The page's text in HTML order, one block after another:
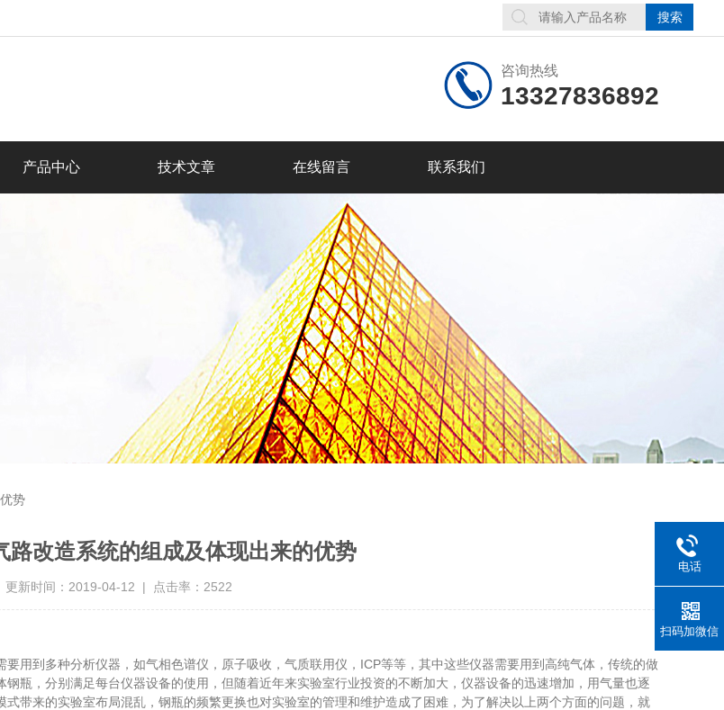
咨询热线
13327836892
产品中心 技术文章 在线留言 联系我们
势
路改造系统的组成及体现出来的优势
更新时间：2019-04-12 | 点击率：2522
用到多种分析仪器，如气相色谱仪，原子吸收，气质联用仪，ICP等等，其中这些仪器需要用到高纯气体，传统的做
瓶，分别满足每台仪器设备的使用，但随着近年来实验室行业投资的不断加大，仪器设备的迅速增加，用气量也逐
带来的实验室布局混乱，钢瓶的频繁更换也对实验室的管理和维护造成了困难，为了解决以上两个方面的问题，就
电话
扫码加微信